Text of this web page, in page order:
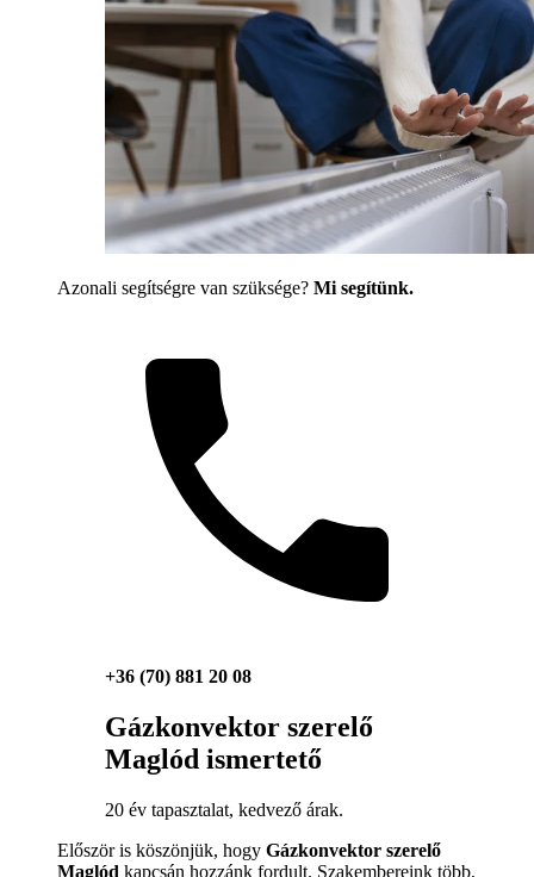
Azonali segítségre van szüksége? Mi segítünk.
+36 (70) 881 20 08
Gázkonvektor szerelő
Maglód ismertető
20 év tapasztalat, kedvező árak.
Először is köszönjük, hogy Gázkonvektor szerelő
Maglód kapcsán hozzánk fordult. Szakembereink több,